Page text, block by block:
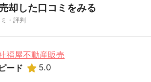
却した口コミをみる
・評判
福屋不動産販売
ード
5.0